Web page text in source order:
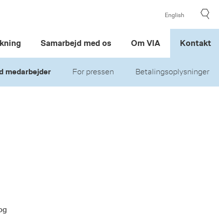
English
Samarbejd med os Om VIA Kontakt
medarbejder For pressen Betalingsoplysninger